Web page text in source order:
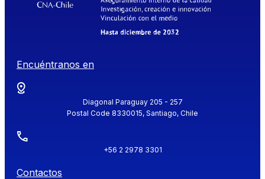
Encuéntranos en
Diagonal Paraguay 205 - 257
Postal Code 8330015, Santiago, Chile
+56 2 2978 3301
Contactos